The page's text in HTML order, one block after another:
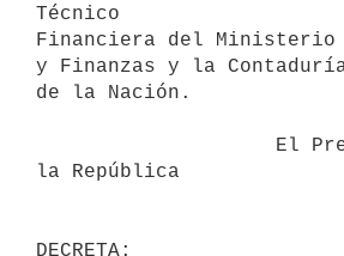
Técnico
Financiera del Ministerio
y Finanzas y la
de la Nación.
la República